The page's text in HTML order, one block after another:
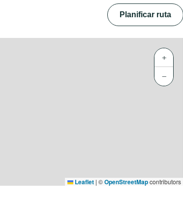
Planificar ruta
+
−
Leaflet | ©OpenStreetMapcontributors